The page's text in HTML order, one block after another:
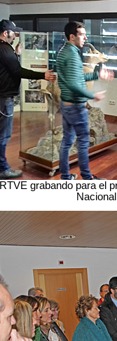
RTVE grabando para el